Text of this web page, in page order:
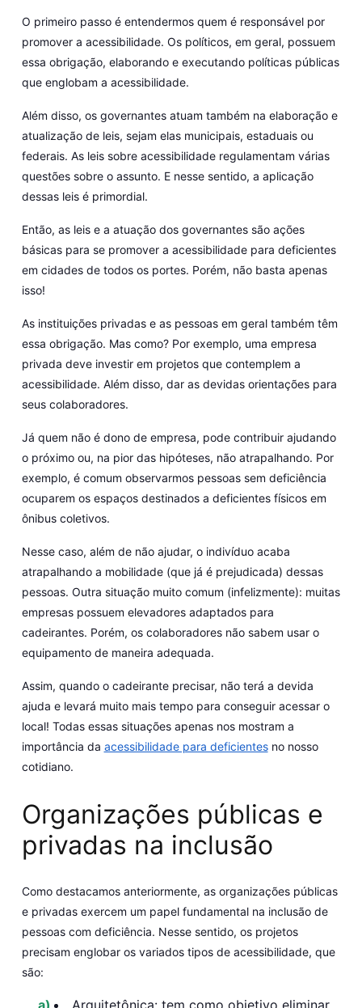
O primeiro passo é entendermos quem é responsável por
promover a acessibilidade. Os políticos, em geral, possuem
essa obrigação, elaborando e executando políticas públicas
que englobam a acessibilidade.
Além disso, os governantes atuam também na elaboração e
atualização de leis, sejam elas municipais, estaduais ou
federais. As leis sobre acessibilidade regulamentam várias
questões sobre o assunto. E nesse sentido, a aplicação
dessas leis é primordial.
Então, as leis e a atuação dos governantes são ações
básicas para se promover a acessibilidade para deficientes
em cidades de todos os portes. Porém, não basta apenas
isso!
As instituições privadas e as pessoas em geral também têm
essa obrigação. Mas como? Por exemplo, uma empresa
privada deve investir em projetos que contemplem a
acessibilidade. Além disso, dar as devidas orientações para
seus colaboradores.
Já quem não é dono de empresa, pode contribuir ajudando
o próximo ou, na pior das hipóteses, não atrapalhando. Por
exemplo, é comum observarmos pessoas sem deficiência
ocuparem os espaços destinados a deficientes físicos em
ônibus coletivos.
Nesse caso, além de não ajudar, o indivíduo acaba
atrapalhando a mobilidade (que já é prejudicada) dessas
pessoas. Outra situação muito comum (infelizmente): muitas
empresas possuem elevadores adaptados para
cadeirantes. Porém, os colaboradores não sabem usar o
equipamento de maneira adequada.
Assim, quando o cadeirante precisar, não terá a devida
ajuda e levará muito mais tempo para conseguir acessar o
local! Todas essas situações apenas nos mostram a
importância da acessibilidade para deficientesno nosso
cotidiano.
Organizações públicas e
privadas na inclusão
Como destacamos anteriormente, as organizações públicas
e privadas exercem um papel fundamental na inclusão de
pessoas com deficiência. Nesse sentido, os projetos
precisam englobar os variados tipos de acessibilidade, que
são:
Arquitetônica: tem como objetivo eliminar